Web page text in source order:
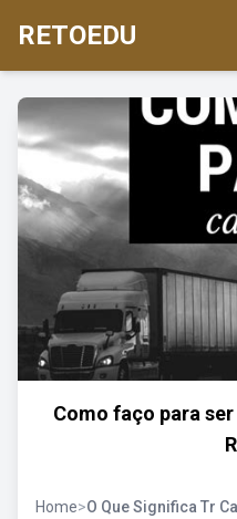
RETOEDU
Como faço para
Home>O Que Significa Tr